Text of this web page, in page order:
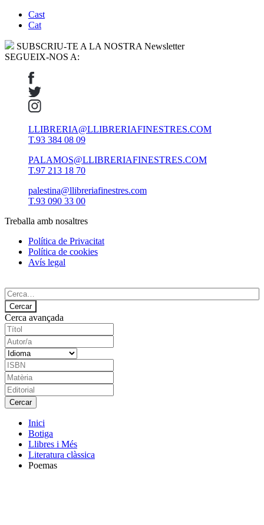
Cast
Cat
SUBSCRIU-TE A LA NOSTRA Newsletter
SEGUEIX-NOS A:
LLIBRERIA@LLIBRERIAFINESTRES.COM
T.93 384 08 09
PALAMOS@LLIBRERIAFINESTRES.COM
T.97 213 18 70
palestina@llibreriafinestres.com
T.93 090 33 00
Treballa amb nosaltres
Política de Privacitat
Política de cookies
Avís legal
Cerca avançada
Inici
Botiga
Llibres i Més
Literatura clàssica
Poemas